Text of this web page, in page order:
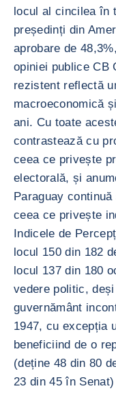
locul al cincilea în
președinți din
aprobare de
opiniei publice CB
rezistent reflectă
macroeconomică
ani. Cu toate
contrastează cu
ceea ce privește
electorală, și
Paraguay
ceea ce privește
Indicele de
locul 150 din 182
locul 137 din 180
vedere politic,
guvernământ
1947, cu excepția
beneficiind de o
(deține 48 din 80
23 din 45 în